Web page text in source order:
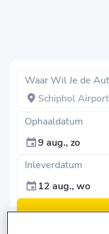
Waar Wil Je de
Ophaaldatum
9 aug., zo
Inleverdatum
12 aug., wo